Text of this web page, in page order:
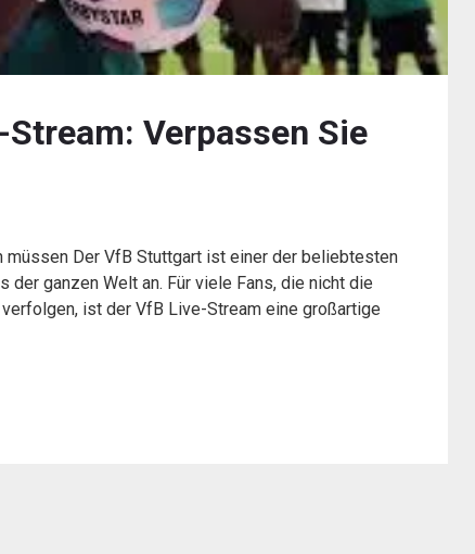
Verpassen Sie
Der VfB Stuttgart ist einer der beliebtesten
der ganzen Welt an. Für viele Fans, die nicht die
ist der VfB Live-Stream eine großartige